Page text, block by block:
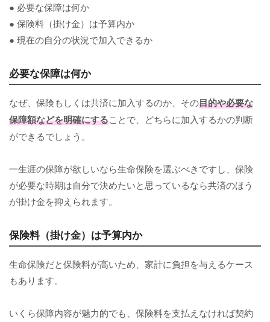
● 必要な保障は何か
● 保険料（掛け金）は予算内か
● 現在の自分の状況で加入できるか
必要な保障は何か
なぜ、保険もしくは共済に加入するのか、その目的や必要な
保障額などを明確にすることで、どちらに加入するかの判断
ができるでしょう。
一生涯の保障が欲しいなら生命保険を選ぶべきですし、保険
が必要な時期は自分で決めたいと思っているなら共済のほう
が掛け金を抑えられます。
保険料（掛け金）は予算内か
生命保険だと保険料が高いため、家計に負担を与えるケース
もあります。
いくら保障内容が魅力的でも、保険料を支払えなければ契約